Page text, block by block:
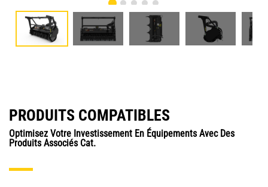
PRODUITS COMPATIBLES
Optimisez Votre Investissement En Équipements Avec Des
Produits Associés Cat.